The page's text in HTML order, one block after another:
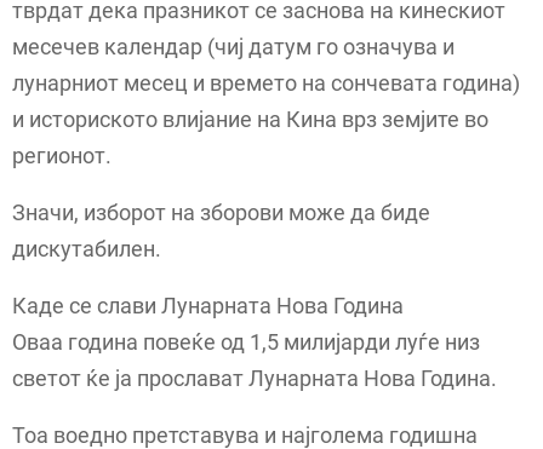
тврдат дека празникот се заснова на кинескиот
месечев календар (чиј датум го означува и
лунарниот месец и времето на сончевата година)
и историското влијание на Кина врз земјите во
регионот.
Значи, изборот на зборови може да биде
дискутабилен.
Каде се слави Лунарната Нова Година
Оваа година повеќе од 1,5 милијарди луѓе низ
светот ќе ја прослават Лунарната Нова Година.
Тоа воедно претставува и најголема годишна